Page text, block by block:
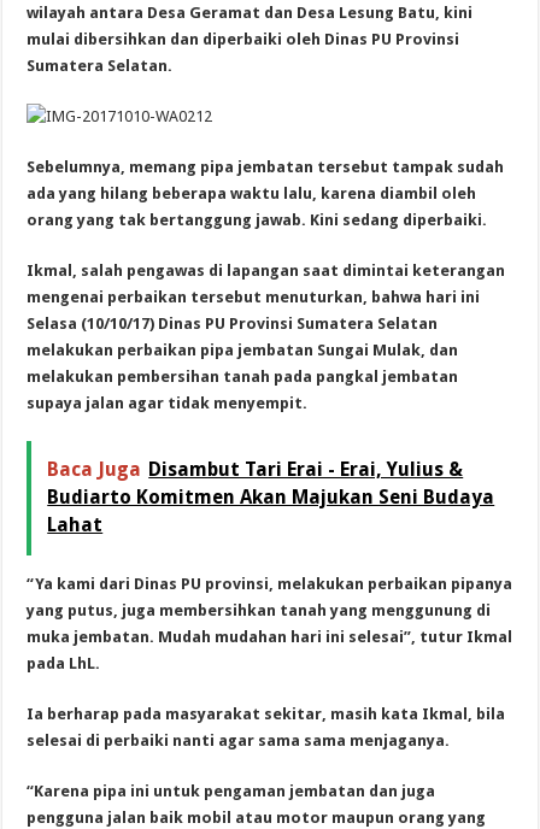
wilayah antara Desa Geramat dan Desa Lesung Batu, kini
mulai dibersihkan dan diperbaiki oleh Dinas PU Provinsi
Sumatera Selatan.
Sebelumnya, memang pipa jembatan tersebut tampak sudah
ada yang hilang beberapa waktu lalu, karena diambil oleh
orang yang tak bertanggung jawab. Kini sedang diperbaiki.
Ikmal, salah pengawas di lapangan saat dimintai keterangan
mengenai perbaikan tersebut menuturkan, bahwa hari ini
Selasa (10/10/17) Dinas PU Provinsi Sumatera Selatan
melakukan perbaikan pipa jembatan Sungai Mulak, dan
melakukan pembersihan tanah pada pangkal jembatan
supaya jalan agar tidak menyempit.
Baca Juga Disambut Tari Erai - Erai, Yulius &
Budiarto Komitmen Akan Majukan Seni Budaya
Lahat
“Ya kami dari Dinas PU provinsi, melakukan perbaikan pipanya
yang putus, juga membersihkan tanah yang menggunung di
muka jembatan. Mudah mudahan hari ini selesai”, tutur Ikmal
pada LhL.
Ia berharap pada masyarakat sekitar, masih kata Ikmal, bila
selesai di perbaiki nanti agar sama sama menjaganya.
“Karena pipa ini untuk pengaman jembatan dan juga
pengguna jalan baik mobil atau motor maupun orang yang